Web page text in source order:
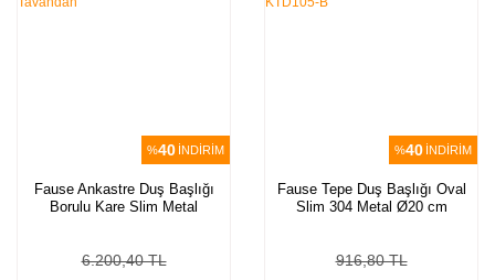
%40 İNDİRİM
Fause Ankastre Duş Başlığı
Borulu Kare Slim Metal
6.200,40 TL
%40 İNDİRİM
Fause Tepe Duş Başlığı Oval
Slim 304 Metal Ø20 cm
916,80 TL